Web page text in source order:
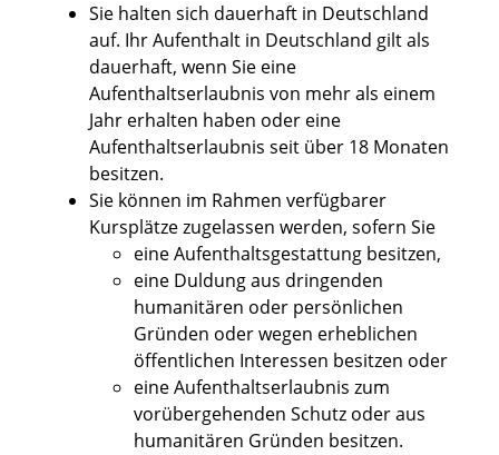
Sie halten sich dauerhaft in Deutschland
auf. Ihr Aufenthalt in Deutschland gilt als
dauerhaft, wenn Sie eine
Aufenthaltserlaubnis von mehr als einem
Jahr erhalten haben oder eine
Aufenthaltserlaubnis seit über 18 Monaten
besitzen.
Sie können im Rahmen verfügbarer
Kursplätze zugelassen werden, sofern Sie
eine Aufenthaltsgestattung besitzen,
eine Duldung aus dringenden
humanitären oder persönlichen
Gründen oder wegen erheblichen
öffentlichen Interessen besitzen oder
eine Aufenthaltserlaubnis zum
vorübergehenden Schutz oder aus
humanitären Gründen besitzen.